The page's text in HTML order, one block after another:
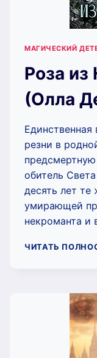
МАГИЧЕСКИЙ
Роза
(Олла
резни в
обитель
десять лет те
умирающей
некроманта
ЧИТАТЬ